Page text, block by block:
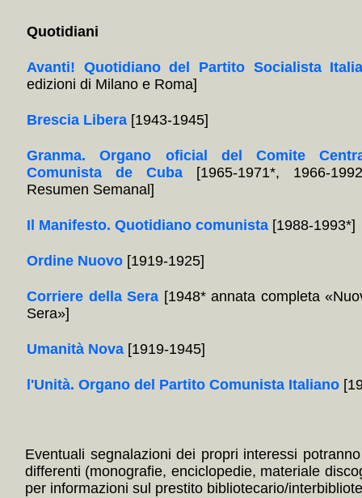
Quotidiani
Avanti! Quotidiano del Partito Socialista
edizioni di Milano e Roma]
Brescia Libera [1943-1945]
Granma. Organo oficial del Comite
Comunista de Cuba [1965-1971*, 1966-
Resumen Semanal]
Il Manifesto. Quotidiano comunista [1988-1993*]
Ordine Nuovo [1919-1925]
Corriere della Sera [1948* annata completa
Sera»]
Umanità Nova [1919-1945]
l'Unità. Organo del Partito Comunista Italiano
Eventuali segnalazioni dei propri interessi
differenti (monografie, enciclopedie, materiale
per informazioni sul prestito bibliotecario/